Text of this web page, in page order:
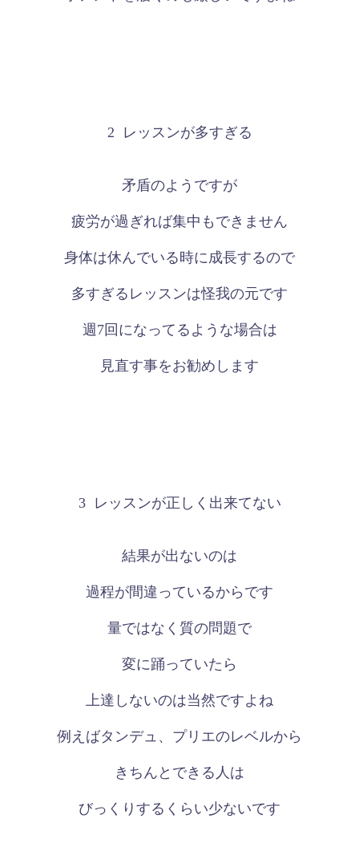
2 レッスンが多すぎる
矛盾のようですが
疲労が過ぎれば集中もできません
身体は休んでいる時に成長するので
多すぎるレッスンは怪我の元です
週 7回になってるような場合は
見直す事をお勧めします
3 レッスンが正しく出来てない
結果が出ないのは
過程が間違っているからです
量ではなく質の問題で
変に踊っていたら
上達しないのは当然ですよね
例えばタンデュ、プリエのレベルから
きちんとできる人は
びっくりするくらい少ないです